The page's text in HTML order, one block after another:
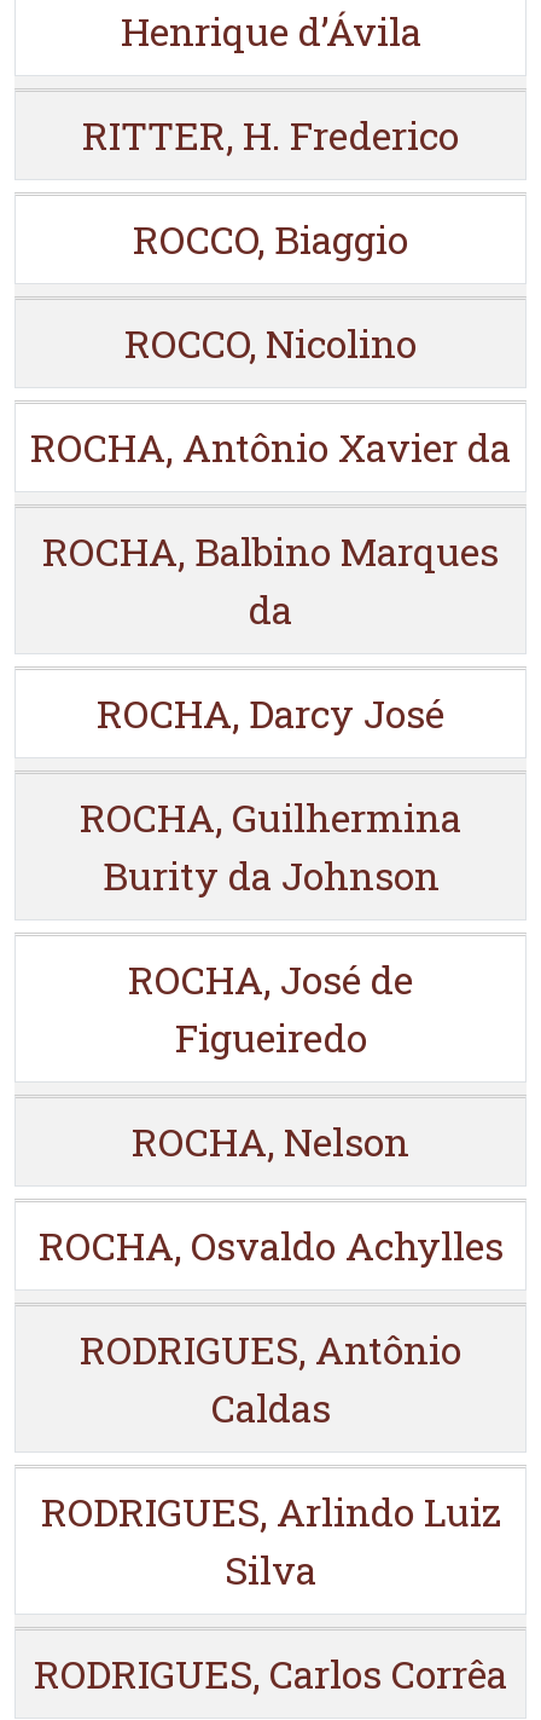
Henrique d’Ávila
RITTER, H. Frederico
ROCCO, Biaggio
ROCCO, Nicolino
ROCHA, Antônio Xavier da
ROCHA, Balbino Marques
da
ROCHA, Darcy José
ROCHA, Guilhermina
Burity da Johnson
ROCHA, José de
Figueiredo
ROCHA, Nelson
ROCHA, Osvaldo Achylles
RODRIGUES, Antônio
Caldas
RODRIGUES, Arlindo Luiz
Silva
RODRIGUES, Carlos Corrêa